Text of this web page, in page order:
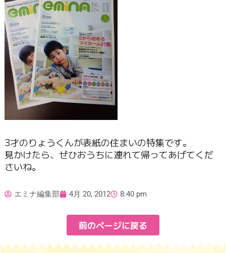
3才のりょうくんが表紙の住まいの特集です。
見かけたら、ぜひおうちに連れて帰ってあげてくだ
さいね。
エミナ編集部 4月 20, 2012 8:40 pm
前のページに戻る